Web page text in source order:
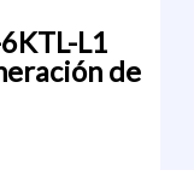
L1
de